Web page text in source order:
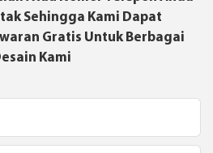
Sehingga Kami Dapat
Gratis Untuk Berbagai
Kami